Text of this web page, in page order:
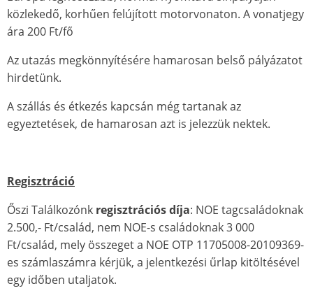
közlekedő, korhűen felújított motorvonaton. A vonatjegy
ára 200 Ft/fő
Az utazás megkönnyítésére hamarosan belső pályázatot
hirdetünk.
A szállás és étkezés kapcsán még tartanak az
egyeztetések, de hamarosan azt is jelezzük nektek.
Regisztráció
Őszi Találkozónk regisztrációs díja: NOE tagcsaládoknak
2.500,- Ft/család, nem NOE-s családoknak 3 000
Ft/család, mely összeget a NOE OTP 11705008-20109369-
es számlaszámra kérjük, a jelentkezési űrlap kitöltésével
egy időben utaljatok.